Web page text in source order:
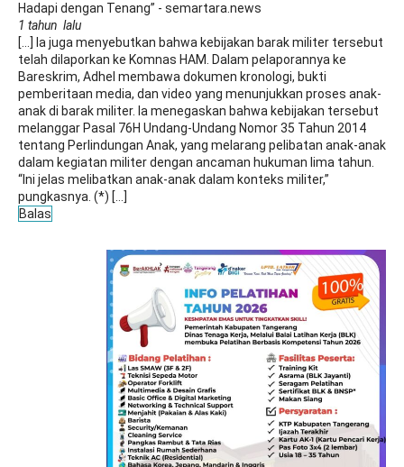
Hadapi dengan Tenang” - semartara.news
1 tahun lalu
[…] Ia juga menyebutkan bahwa kebijakan barak militer tersebut
telah dilaporkan ke Komnas HAM. Dalam pelaporannya ke
Bareskrim, Adhel membawa dokumen kronologi, bukti
pemberitaan media, dan video yang menunjukkan proses anak-
anak di barak militer. Ia menegaskan bahwa kebijakan tersebut
melanggar Pasal 76H Undang-Undang Nomor 35 Tahun 2014
tentang Perlindungan Anak, yang melarang pelibatan anak-anak
dalam kegiatan militer dengan ancaman hukuman lima tahun.
“Ini jelas melibatkan anak-anak dalam konteks militer,”
pungkasnya. (*) […]
Balas